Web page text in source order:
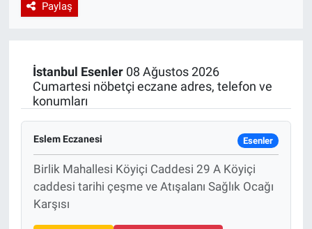
Paylaş
İstanbul Esenler08 Ağustos 2026
Cumartesi nöbetçi eczane adres, telefon ve
konumları
Eslem Eczanesi Esenler
Birlik Mahallesi Köyiçi Caddesi 29 A Köyiçi
caddesi tarihi çeşme ve Atışalanı Sağlık Ocağı
Karşısı